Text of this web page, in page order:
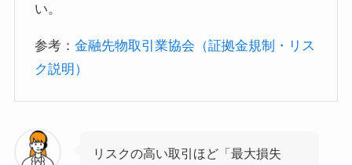
い。
参考：金融先物取引業協会（証拠金規制・リス
ク説明）
リスクの高い取引ほど「最大損失